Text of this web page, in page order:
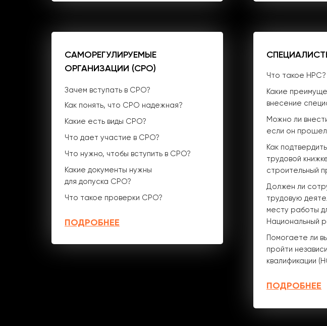
САМОРЕГУЛИРУЕМЫЕ
ОРГАНИЗАЦИИ (СРО)
ПОДРОБНЕЕ
Зачем вступать в СРО?
Как понять, что СРО надежная?
Какие есть виды СРО?
Что дает участие в СРО?
Что нужно, чтобы вступить в СРО?
Какие документы нужны
для допуска СРО?
Что такое проверки СРО?
ПОДРОБНЕЕ
Что такое НРС?
Какие
внесение
Можно ли
если он
Как
трудовой
строительный
Должен ли
трудовую
месту работы
Национальный
Помогаете ли
пройти
квалификации